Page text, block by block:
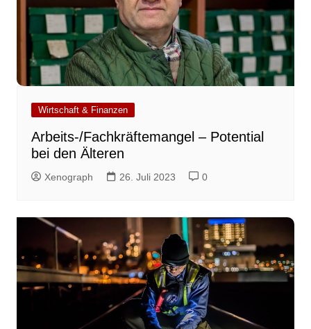
Wirtschaft & Finanzen
Arbeits-/Fachkräftemangel – Potential
bei den Älteren
Xenograph 26. Juli 2023 0